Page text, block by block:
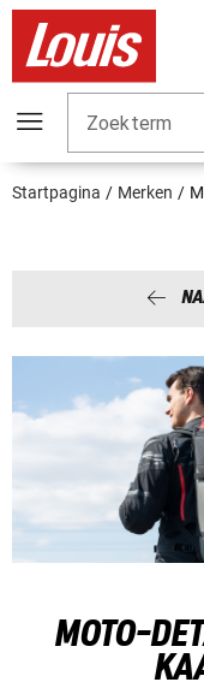
Zoekterm
Startpagina Merken
MOTO-